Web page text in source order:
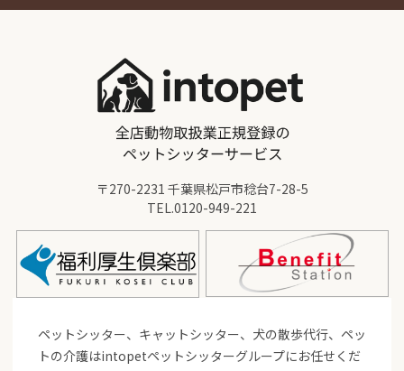
〒270-2231 千葉県松戸市稔台7-28-5
TEL.0120-949-221
ペットシッター、キャットシッター、犬の散歩代行、ペッ
トの介護はintopetペットシッターグループにお任せくだ